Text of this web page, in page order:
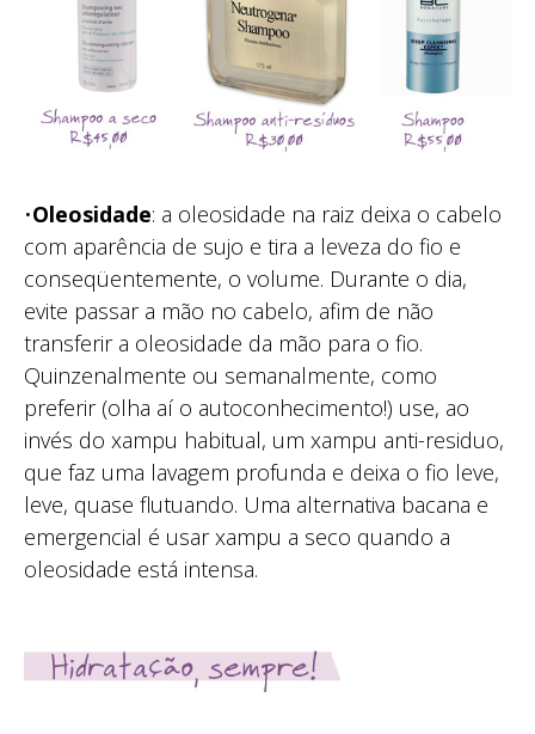
•Oleosidade: a oleosidade na raiz deixa o cabelo
com aparência de sujo e tira a leveza do fio e
conseqüentemente, o volume. Durante o dia,
evite passar a mão no cabelo, afim de não
transferir a oleosidade da mão para o fio.
Quinzenalmente ou semanalmente, como
preferir (olha aí o autoconhecimento!) use, ao
invés do xampu habitual, um xampu anti-residuo,
que faz uma lavagem profunda e deixa o fio leve,
leve, quase flutuando. Uma alternativa bacana e
emergencial é usar xampu a seco quando a
oleosidade está intensa.